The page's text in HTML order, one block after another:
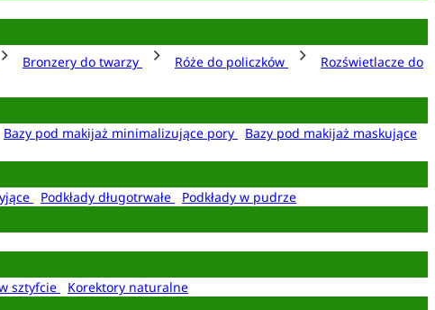
Bronzery do twarzy Róże do policzków
Rozświetlacze do
Bazy pod makijaż minimalizujące pory
Bazy pod makijaż maskujące
Podkłady długotrwałe
Podkłady w pudrze
sztyfcie
Korektory naturalne